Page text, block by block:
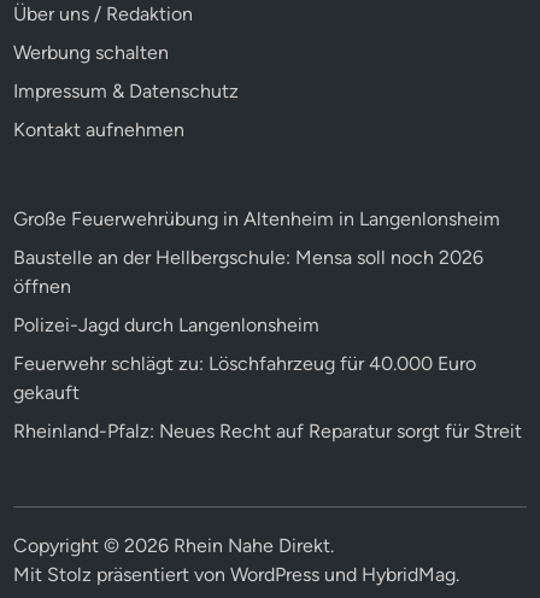
Über uns / Redaktion
Werbung schalten
Impressum & Datenschutz
Kontakt aufnehmen
Große Feuerwehrübung in Altenheim in Langenlonsheim
Baustelle an der Hellbergschule: Mensa soll noch 2026
öffnen
Polizei-Jagd durch Langenlonsheim
Feuerwehr schlägt zu: Löschfahrzeug für 40.000 Euro
gekauft
Rheinland-Pfalz: Neues Recht auf Reparatur sorgt für Streit
Copyright © 2026 Rhein Nahe Direkt.
Mit Stolz präsentiert vonWordPress und HybridMag.